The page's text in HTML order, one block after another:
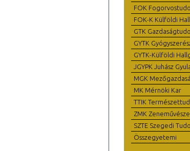
FOK
FOK-K Külföldi
GTK
GYTK
GYTK-Külföldi
JGYPK Juhász
MGK
MK Mérnöki Kar
TTIK
ZMK
SZTE Szegedi
Összegyetemi